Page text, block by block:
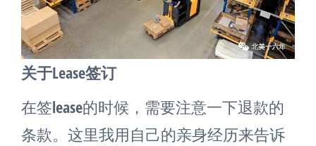
关于Lease签订
在签lease的时候，需要注意一下退款的
条款。这里我用自己的亲身经历来告诉